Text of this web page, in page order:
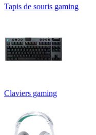
Tapis de souris gaming
Claviers gaming